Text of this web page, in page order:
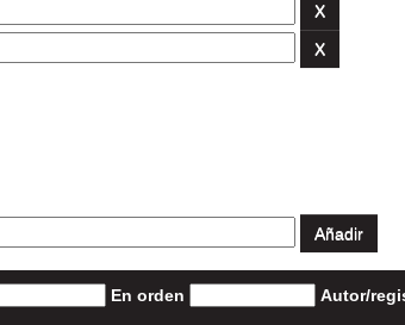
En orden Autor/